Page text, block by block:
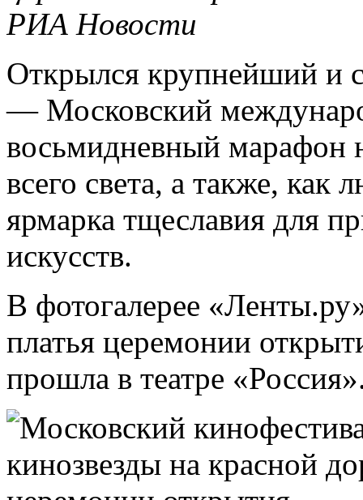
РИА Новости
Открылся крупнейший и
— Московский
восьмидневный марафон
всего света, а также,
ярмарка тщеславия для
искусств.
В фотогалерее
платья церемонии
прошла в театре